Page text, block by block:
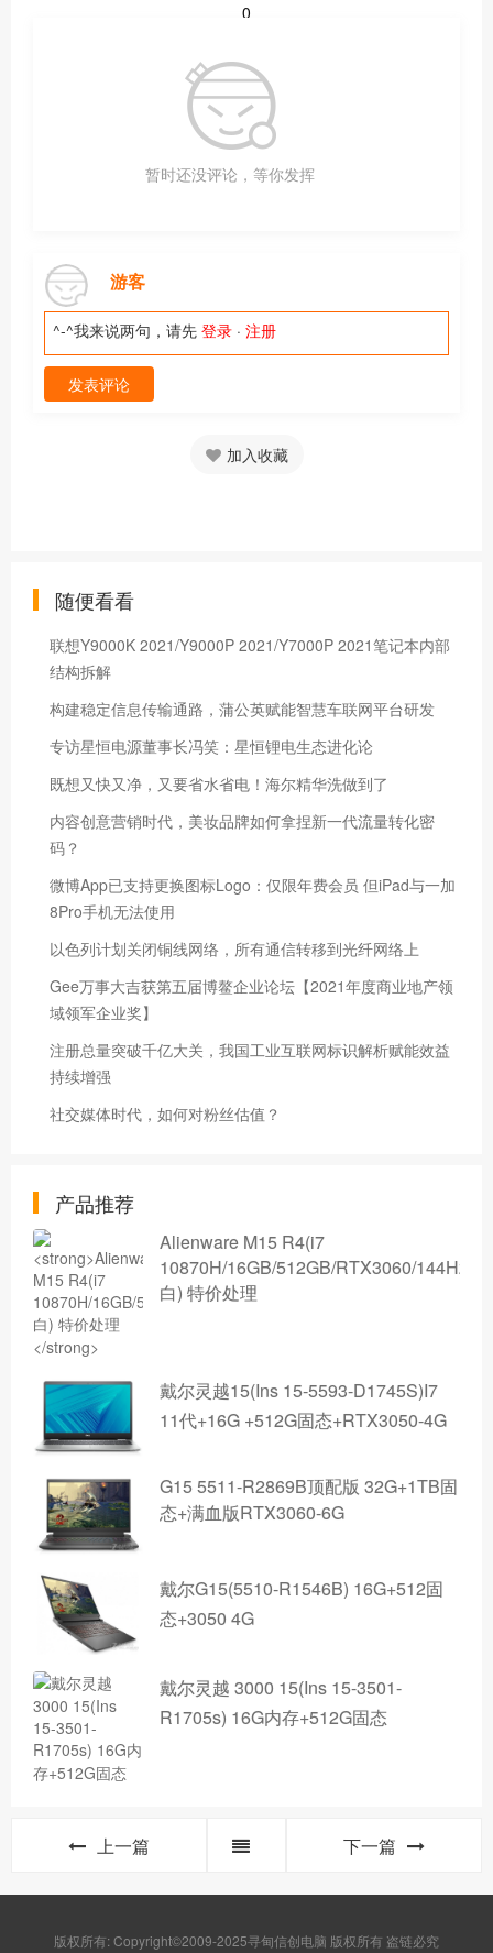
0
暂时还没评论，等你发挥
游客
^-^我来说两句，请先 登录 · 注册
发表评论
加入收藏
随便看看
联想Y9000K 2021/Y9000P 2021/Y7000P 2021笔记本内部
结构拆解
构建稳定信息传输通路，蒲公英赋能智慧车联网平台研发
专访星恒电源董事长冯笑：星恒锂电生态进化论
既想又快又净，又要省水省电！海尔精华洗做到了
内容创意营销时代，美妆品牌如何拿捏新一代流量转化密
码？
微博App已支持更换图标Logo：仅限年费会员 但iPad与一加
8Pro手机无法使用
以色列计划关闭铜线网络，所有通信转移到光纤网络上
Gee万事大吉获第五届博鳌企业论坛【2021年度商业地产领
域领军企业奖】
注册总量突破千亿大关，我国工业互联网标识解析赋能效益
持续增强
社交媒体时代，如何对粉丝估值？
产品推荐
Alienware M15 R4(i7
10870H/16GB/512GB/RTX3060/144Hz/
白) 特价处理
戴尔灵越15(Ins 15-5593-D1745S)I7
11代+16G +512G固态+RTX3050-4G
G15 5511-R2869B顶配版 32G+1TB固
态+满血版RTX3060-6G
戴尔G15(5510-R1546B) 16G+512固
态+3050 4G
戴尔灵越 3000 15(Ins 15-3501-
R1705s) 16G内存+512G固态
上一篇 下一篇
版权所有: Copyright©2009-2025寻甸信创电脑 版权所有 盗链必究